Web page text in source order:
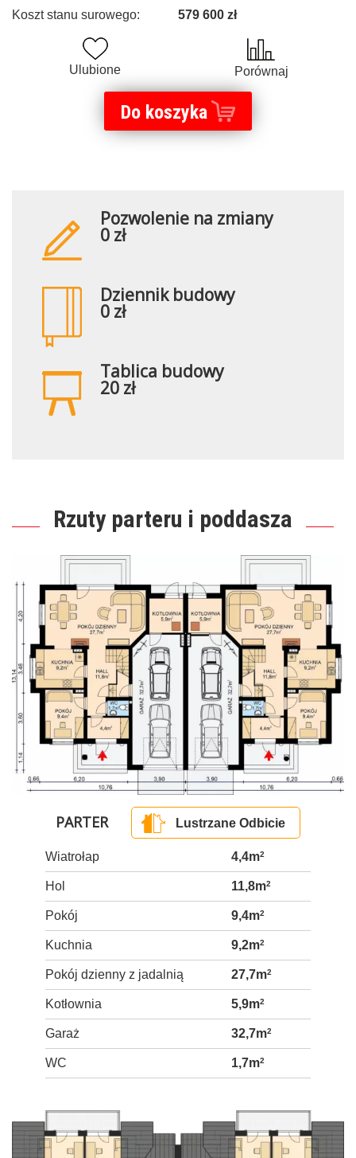
Koszt stanu surowego: 579 600 zł
Do koszyka
Ulubione Porównaj
Pozwolenie na zmiany
0 zł
Dziennik budowy
0 zł
Tablica budowy
20 zł
Rzuty parteru i poddasza
PARTER Lustrzane Odbicie
Wiatrołap 4,4m2
Hol 11,8m2
Pokój 9,4m2
Kuchnia 9,2m2
Pokój dzienny z jadalnią 27,7m2
Kotłownia 5,9m2
Garaż 32,7m2
WC 1,7m2